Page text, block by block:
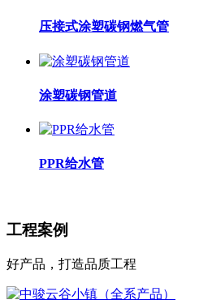
压接式涂塑碳钢燃气管
涂塑碳钢管道
PPR给水管
工程案例
好产品，打造品质工程